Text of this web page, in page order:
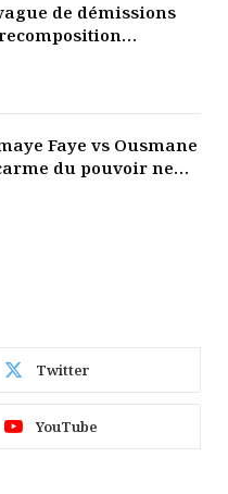
de démissions
Faye vs Ousmane
du pouvoir ne
les liens de la
Twitter
YouTube